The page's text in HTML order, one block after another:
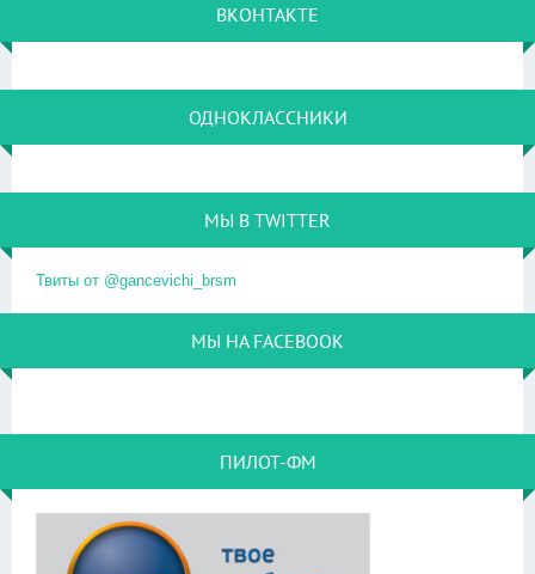
ВКОНТАКТЕ
ОДНОКЛАССНИКИ
МЫ В TWITTER
Твиты от @gancevichi_brsm
МЫ НА FACEBOOK
ПИЛОТ-ФМ